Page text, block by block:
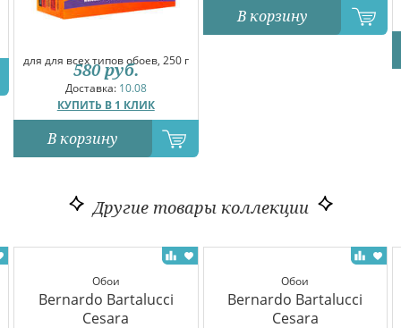
для для всех типов обоев, 250 г
Доставка: 10.08
КУПИТЬ В 1 КЛИК
580 руб.
В корзину
В корзину
Другие товары коллекции
Обои
Bernardo Bartalucci
Cesara
Обои
Bernardo Bartalucci
Cesara